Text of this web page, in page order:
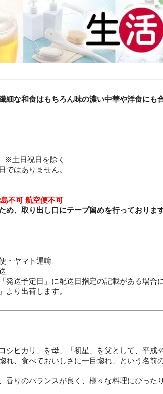
細な和食はもちろん味の濃い中華や洋食にも
※土日祝日を除く
ではありません。
不可 航空便不可
め、取り出し口にテープ留めを行っておりま
・ヤマト運輸
発送予定日」に配送日指定の記載がある場合
より出荷します。
シヒカリ」を母、「初星」を父として、平成
れ、食べておいしさに一目惚れ」という名
香りのバランスが良く、様々な料理にぴった